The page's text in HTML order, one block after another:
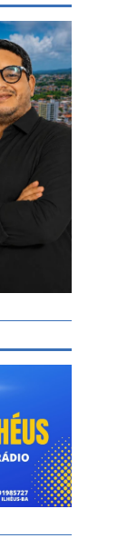
terão que
no preço do
consumidor;